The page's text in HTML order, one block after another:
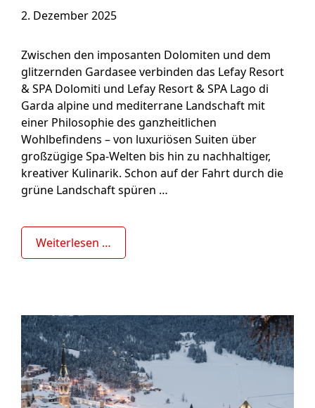
2. Dezember 2025
Zwischen den imposanten Dolomiten und dem
glitzernden Gardasee verbinden das Lefay Resort
& SPA Dolomiti und Lefay Resort & SPA Lago di
Garda alpine und mediterrane Landschaft mit
einer Philosophie des ganzheitlichen
Wohlbefindens – von luxuriösen Suiten über
großzügige Spa-Welten bis hin zu nachhaltiger,
kreativer Kulinarik. Schon auf der Fahrt durch die
grüne Landschaft spüren …
Weiterlesen …